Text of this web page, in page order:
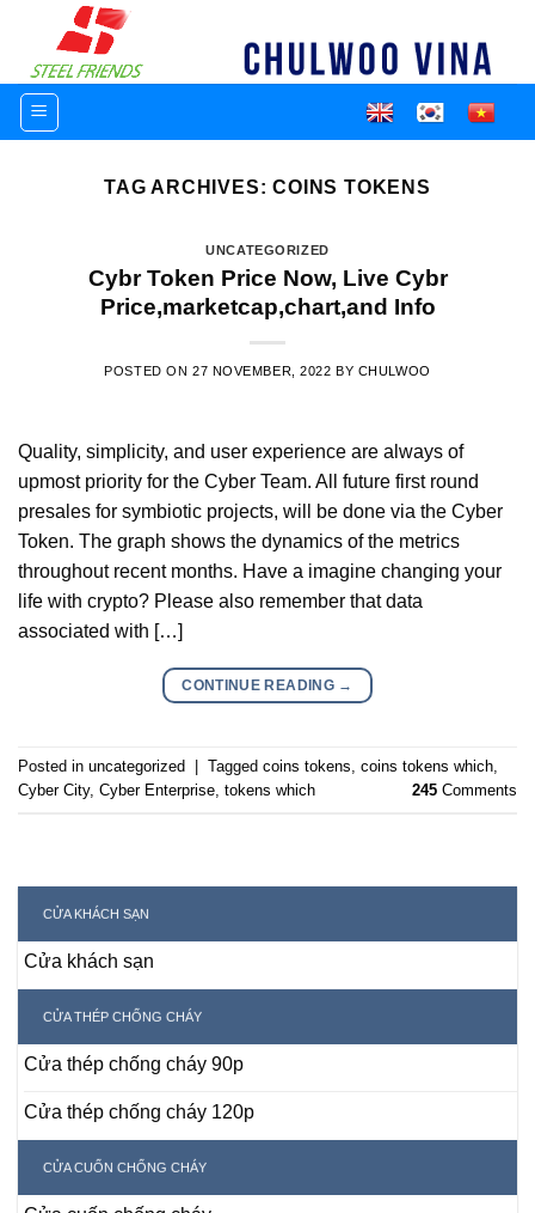
content
TAG ARCHIVES:COINS TOKENS
UNCATEGORIZED
Cybr Token Price Now, Live Cybr
Price,marketcap,chart,and Info
POSTED ON 27 NOVEMBER, 2022 BY CHULWOO
Quality, simplicity, and user experience are always of
upmost priority for the Cyber Team. All future first round
presales for symbiotic projects, will be done via the Cyber
Token. The graph shows the dynamics of the metrics
throughout recent months. Have a imagine changing your
life with crypto? Please also remember that data
associated with […]
CONTINUE READING →
Posted in uncategorized Tagged coins tokens coins tokens which
Cyber City, Cyber Enterprise tokens which 245 Comments
CỬA KHÁCH SẠN
Cửa khách sạn
CỬA THÉP CHỐNG CHÁY
Cửa thép chống cháy 90p
Cửa thép chống cháy 120p
CỬA CUỐN CHỐNG CHÁY